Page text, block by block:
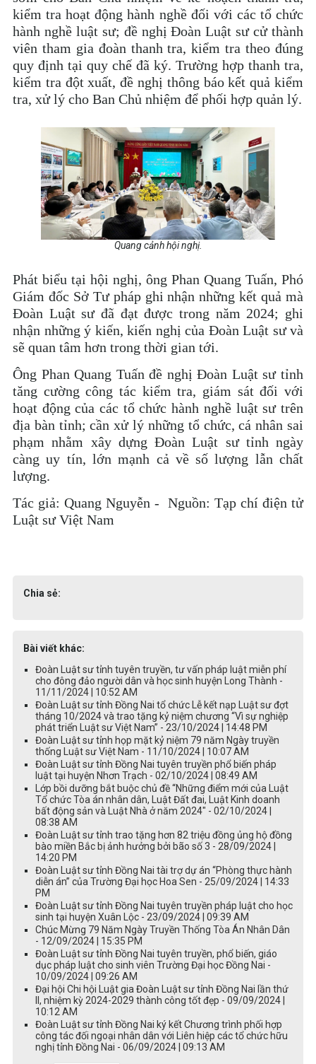
kiểm tra hoạt động hành nghề đối với các tổ chức
hành nghề luật sư; đề nghị Đoàn Luật sư cử thành
viên tham gia đoàn thanh tra, kiểm tra theo đúng
quy định tại quy chế đã ký. Trường hợp thanh tra,
kiểm tra đột xuất, đề nghị thông báo kết quả kiểm
tra, xử lý cho Ban Chủ nhiệm để phối hợp quản lý.
Quang cảnh hội nghị.
Phát biểu tại hội nghị, ông Phan Quang Tuấn, Phó
Giám đốc Sở Tư pháp ghi nhận những kết quả mà
Đoàn Luật sư đã đạt được trong năm 2024; ghi
nhận những ý kiến, kiến nghị của Đoàn Luật sư và
sẽ quan tâm hơn trong thời gian tới.
Ông Phan Quang Tuấn đề nghị Đoàn Luật sư tỉnh
tăng cường công tác kiểm tra, giám sát đối với
hoạt động của các tổ chức hành nghề luật sư trên
địa bàn tỉnh; cần xử lý những tổ chức, cá nhân sai
phạm nhằm xây dựng Đoàn Luật sư tỉnh ngày
càng uy tín, lớn mạnh cả về số lượng lẫn chất
lượng.
Tác giả: Quang Nguyễn - Nguồn: Tạp chí điện tử
Luật sư Việt Nam
Chia sẻ:
Bài viết khác:
Đoàn Luật sư tỉnh tuyên truyền, tư vấn pháp luật miễn phí
cho đông đảo người dân và học sinh huyện Long Thành -
11/11/2024 | 10:52 AM
Đoàn Luật sư tỉnh Đồng Nai tổ chức Lễ kết nạp Luật sư đợt
tháng 10/2024 và trao tặng kỷ niệm chương “Vì sự nghiệp
phát triển Luật sư Việt Nam” - 23/10/2024 | 14:48 PM
Đoàn Luật sư tỉnh họp mặt kỷ niệm 79 năm Ngày truyền
thống Luật sư Việt Nam - 11/10/2024 | 10:07 AM
Đoàn Luật sư tỉnh Đồng Nai tuyên truyền phổ biến pháp
luật tại huyện Nhơn Trạch - 02/10/2024 | 08:49 AM
Lớp bồi dưỡng bắt buộc chủ đề “Những điểm mới của Luật
Tổ chức Tòa án nhân dân, Luật Đất đai, Luật Kinh doanh
bất động sản và Luật Nhà ở năm 2024" - 02/10/2024 |
08:38 AM
Đoàn Luật sư tỉnh trao tặng hơn 82 triệu đồng ủng hộ đồng
bào miền Bắc bị ảnh hưởng bởi bão số 3 - 28/09/2024 |
14:20 PM
Đoàn Luật sư tỉnh Đồng Nai tài trợ dự án “Phòng thực hành
diễn án” của Trường Đại học Hoa Sen - 25/09/2024 | 14:33
PM
Đoàn Luật sư tỉnh Đồng Nai tuyên truyền pháp luật cho học
sinh tại huyện Xuân Lộc - 23/09/2024 | 09:39 AM
Chúc Mừng 79 Năm Ngày Truyền Thống Tòa Án Nhân Dân
- 12/09/2024 | 15:35 PM
Đoàn Luật sư tỉnh Đồng Nai tuyên truyền, phổ biến, giáo
dục pháp luật cho sinh viên Trường Đại học Đồng Nai -
10/09/2024 | 09:26 AM
Đại hội Chi hội Luật gia Đoàn Luật sư tỉnh Đồng Nai lần thứ
II, nhiệm kỳ 2024-2029 thành công tốt đẹp - 09/09/2024 |
10:12 AM
Đoàn Luật sư tỉnh Đồng Nai ký kết Chương trình phối hợp
công tác đối ngoại nhân dân với Liên hiệp các tổ chức hữu
nghị tỉnh Đồng Nai - 06/09/2024 | 09:13 AM